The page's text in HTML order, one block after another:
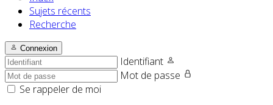
Sujets récents
Recherche
Connexion
Identifiant
Mot de passe
Se rappeler de moi